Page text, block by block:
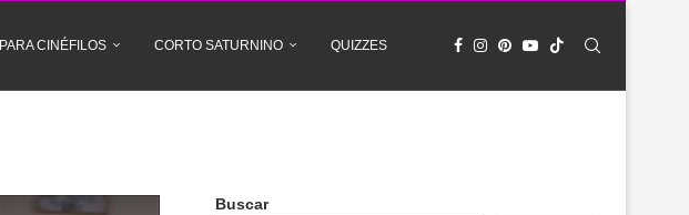
PARA CINÉFILOS CORTO SATURNINO QUIZZES
Buscar